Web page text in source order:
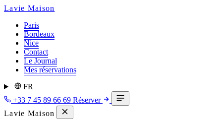
Lavie Maison
Paris
Bordeaux
Nice
Contact
Le Journal
Mes réservations
FR
+33 7 45 89 66 69 Réserver
Lavie Maison